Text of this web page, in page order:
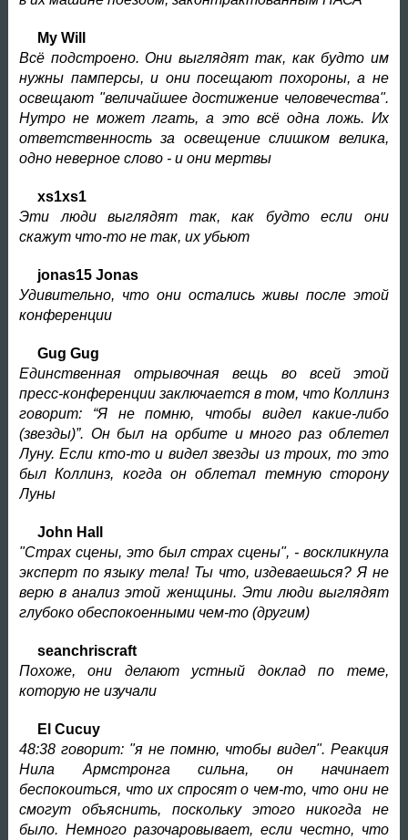
My Will
Всё подстроено. Они выглядят так, как будто им
нужны памперсы, и они посещают похороны, а не
освещают "величайшее достижение человечества".
Нутро не может лгать, а это всё одна ложь. Их
ответственность за освещение слишком велика,
одно неверное слово - и они мертвы
xs1xs1
Эти люди выглядят так, как будто если они
скажут что-то не так, их убьют
jonas15 Jonas
Удивительно, что они остались живы после этой
конференции
Gug Gug
Единственная отрывочная вещь во всей этой
пресс-конференции заключается в том, что Коллинз
говорит: “Я не помню, чтобы видел какие-либо
(звезды)”. Он был на орбите и много раз облетел
Луну. Если кто-то и видел звезды из троих, то это
был Коллинз, когда он облетал темную сторону
Луны
John Hall
"Страх сцены, это был страх сцены", - воскликнула
эксперт по языку тела! Ты что, издеваешься? Я не
верю в анализ этой женщины. Эти люди выглядят
глубоко обеспокоенными чем-то (другим)
seanchriscraft
Похоже, они делают устный доклад по теме,
которую не изучали
El Cucuy
48:38 говорит: "я не помню, чтобы видел". Реакция
Нила Армстронга сильна, он начинает
беспокоиться, что их спросят о чем-то, что они не
смогут объяснить, поскольку этого никогда не
было. Немного разочаровывает, если честно, что